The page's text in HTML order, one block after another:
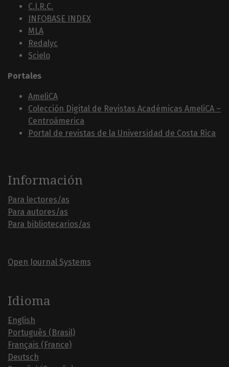
C.I.R.C.
INFOBASE INDEX
MLA
Redalyc
Scielo
Portales
AmeliCA
Colección Digital de Revistas Académicas AmeliCA –
Centroámerica
Portal de revistas de la Universidad de Costa Rica
Información
Para lectores/as
Para autores/as
Para bibliotecarios/as
Open Journal Systems
Idioma
English
Português (Brasil)
Français (France)
Deutsch